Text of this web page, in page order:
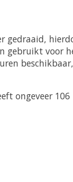
gedraaid,
voor
ongeveer